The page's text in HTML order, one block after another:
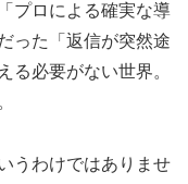
相談所の先駆
プロによる確実な導
った「返信が突然途
る必要がない世界。
うわけではありませ